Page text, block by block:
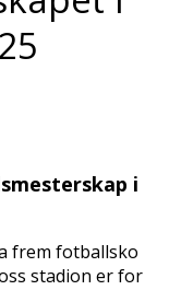
i
frem fotballsko
stadion er for